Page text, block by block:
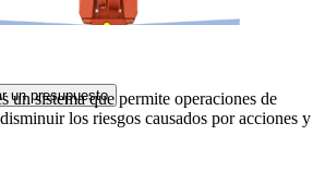
un presupuesto
un sistema que permite operaciones de
los riesgos causados por acciones y